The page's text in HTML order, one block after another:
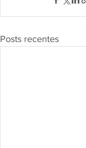
Posts recentes